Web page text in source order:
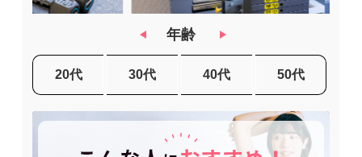
年齢
20代 30代 40代 50代